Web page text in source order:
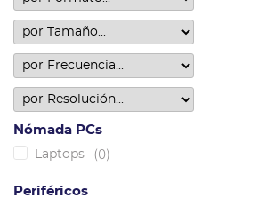
Nómada PCs
Laptops (0)
Periféricos